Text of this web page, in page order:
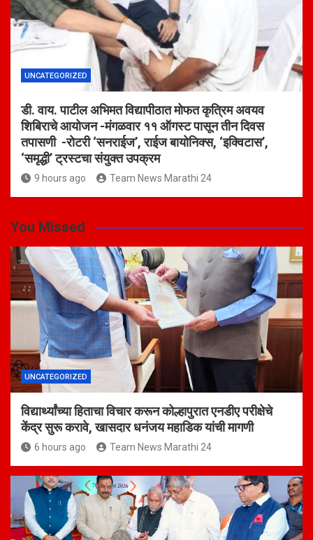
UNCATEGORIZED
डी. वाय. पाटील अभिमत विद्यापीठात मोफत कृत्रिम अवयव
शिबिराचे आयोजन -मंगळवार ११ ऑगस्ट पासून तीन दिवस
तपासणी -रोटरी ‘सनराईज’, राईज बायोनिक्स, ‘इक्विटास’,
‘समृद्धी’ ट्रस्टचा संयुक्त उपक्रम
9 hours ago Team News Marathi 24
You Missed
UNCATEGORIZED
विद्यार्थ्यांच्या हिताचा विचार करून कोल्हापुरात एनडीए परीक्षेचे
केंद्र सुरू करावे, खासदार धनंजय महाडिक यांची मागणी
6 hours ago Team News Marathi 24